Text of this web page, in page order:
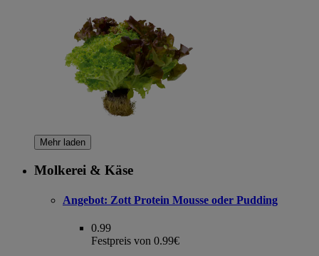
Mehr laden
Molkerei & Käse
Angebot: Zott Protein Mousse oder Pudding
0.99
Festpreis von 0.99€